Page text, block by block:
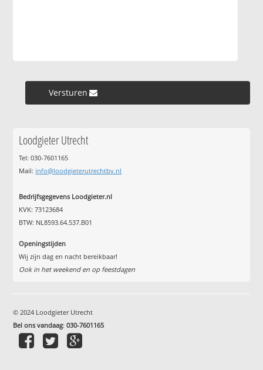
Versturen »
Loodgieter Utrecht
Tel: 030-7601165
Mail: info@loodgieterutrechtbv.nl
Bedrijfsgegevens Loodgieter.nl
KVK: 73123684
BTW: NL8593.64.537.B01
Openingstijden
Wij zijn dag en nacht bereikbaar!
Ook in het weekend en op feestdagen
© 2024 Loodgieter Utrecht
Bel ons vandaag:030-7601165